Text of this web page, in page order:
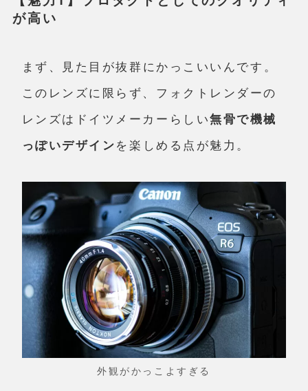
が高い
まず、 見た目が抜群にかっこいい んです。
このレンズに限らず、フォクトレンダーの
レンズはドイツメーカーらしい無骨で機械
っぽいデザイン を楽しめる点が魅力。
外観がかっこよすぎる